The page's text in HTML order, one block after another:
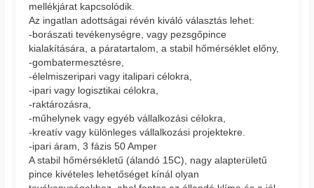
mellékjárat kapcsolódik.
Az ingatlan adottságai révén kiváló választás lehet:
-borászati tevékenységre, vagy pezsgőpince
kialakítására, a páratartalom, a stabil hőmérséklet előny,
-gombatermesztésre,
-élelmiszeripari vagy italipari célokra,
-ipari vagy logisztikai célokra,
-raktározásra,
-műhelynek vagy egyéb vállalkozási célokra,
-kreatív vagy különleges vállalkozási projektekre.
-ipari áram, 3 fázis 50 Amper
A stabil hőmérsékletű (álandó 15C), nagy alapterületű
pince kivételes lehetőséget kínál olyan